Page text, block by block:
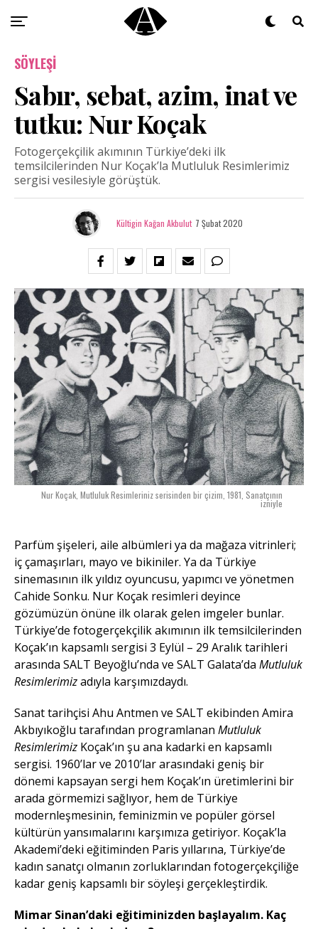
SÖYLEŞI
Sabır, sebat, azim, inat ve
tutku: Nur Koçak
Fotogerçekçilik akımının Türkiye’deki ilk
temsilcilerinden Nur Koçak’la Mutluluk Resimlerimiz
sergisi vesilesiyle görüştük.
Kültigin Kağan Akbulut 7 Şubat 2020
Nur Koçak, Mutluluk Resimleriniz serisinden bir çizim, 1981, Sanatçının
izniyle
Parfüm şişeleri, aile albümleri ya da mağaza vitrinleri;
iç çamaşırları, mayo ve bikiniler. Ya da Türkiye
sinemasının ilk yıldız oyuncusu, yapımcı ve yönetmen
Cahide Sonku. Nur Koçak resimleri deyince
gözümüzün önüne ilk olarak gelen imgeler bunlar.
Türkiye’de fotogerçekçilik akımının ilk temsilcilerinden
Koçak’ın kapsamlı sergisi 3 Eylül – 29 Aralık tarihleri
arasında SALT Beyoğlu’nda ve SALT Galata’da Mutluluk
Resimlerimizadıyla karşımızdaydı.
Sanat tarihçisi Ahu Antmen ve SALT ekibinden Amira
Akbıyıkoğlu tarafından programlanan Mutluluk
Resimlerimiz Koçak’ın şu ana kadarki en kapsamlı
sergisi. 1960’lar ve 2010’lar arasındaki geniş bir
dönemi kapsayan sergi hem Koçak’ın üretimlerini bir
arada görmemizi sağlıyor, hem de Türkiye
modernleşmesinin, feminizmin ve popüler görsel
kültürün yansımalarını karşımıza getiriyor. Koçak’la
Akademi’deki eğitiminden Paris yıllarına, Türkiye’de
kadın sanatçı olmanın zorluklarından fotogerçekçiliğe
kadar geniş kapsamlı bir söyleşi gerçekleştirdik.
Mimar Sinan’daki eğitiminizden başlayalım. Kaç